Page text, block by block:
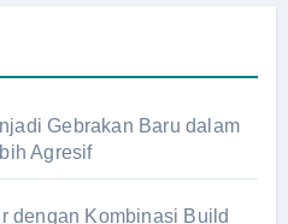
Gebrakan Baru dalam
Agresif
dengan Kombinasi Build